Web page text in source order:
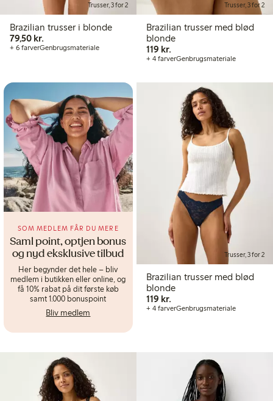
Trusser, 3 for 2
Brazilian trusser i blonde
79,50 kr.
+ 6 farverGenbrugsmateriale
Trusser, 3 for 2
Brazilian trusser med blød
blonde
119 kr.
+ 4 farverGenbrugsmateriale
Saml point, optjen bonus
og nyd eksklusive tilbud
SOM MEDLEM FÅR DU MERE
Her begynder det hele – bliv
medlem i butikken eller online, og
få 10% rabat på dit første køb
samt 1.000 bonuspoint
Bliv medlem
Trusser, 3 for 2
Brazilian trusser med blød
blonde
119 kr.119,00 kr.
+ 4 farverGenbrugsmateriale